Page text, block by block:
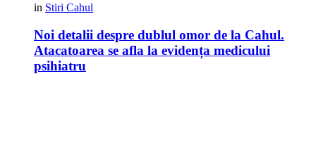
in Stiri Cahul
Noi detalii despre dublul omor de la Cahul.
Atacatoarea se afla la evidența medicului
psihiatru